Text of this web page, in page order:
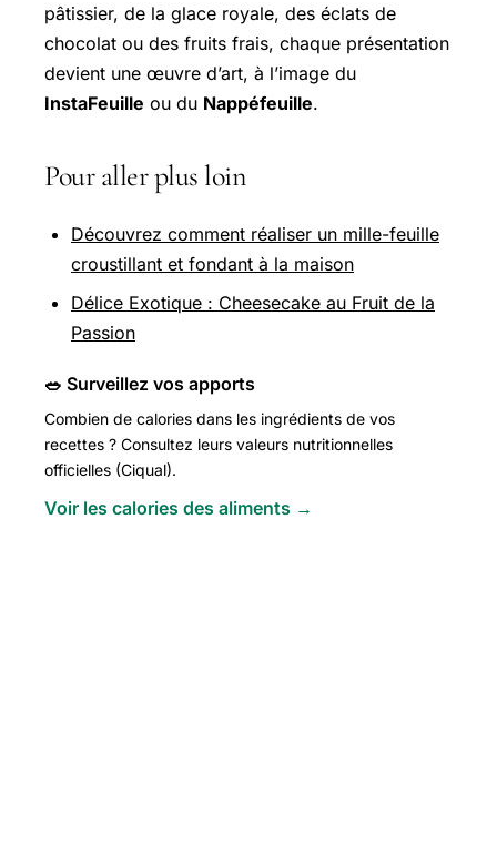
pâtissier, de la glace royale, des éclats de
chocolat ou des fruits frais, chaque présentation
devient une œuvre d’art, à l’image du
InstaFeuille ou du Nappéfeuille.
Pour aller plus loin
Découvrez comment réaliser un mille-feuille
croustillant et fondant à la maison
Délice Exotique : Cheesecake au Fruit de la
Passion
🥗 Surveillez vos apports
Combien de calories dans les ingrédients de vos
recettes ? Consultez leurs valeurs nutritionnelles
officielles (Ciqual).
Voir les calories des aliments →